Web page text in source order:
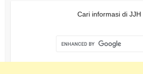
Cari informasi di JJH